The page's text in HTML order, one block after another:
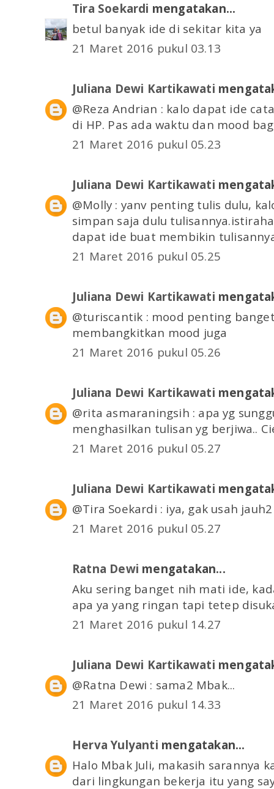
Tira Soekardi mengatakan...
betul banyak ide di sekitar kita ya
21 Maret 2016 pukul 03.13
Juliana Dewi Kartikawati
@Reza Andrian : kalo dapat ide
di HP. Pas ada waktu dan mood
21 Maret 2016 pukul 05.23
Juliana Dewi Kartikawati
@Molly : yanv penting tulis dulu,
simpan saja dulu
dapat ide buat membikin
21 Maret 2016 pukul 05.25
Juliana Dewi Kartikawati
@turiscantik : mood penting
membangkitkan mood juga
21 Maret 2016 pukul 05.26
Juliana Dewi Kartikawati
@rita asmaraningsih : apa yg
menghasilkan tulisan yg berjiwa..
21 Maret 2016 pukul 05.27
Juliana Dewi Kartikawati
@Tira Soekardi : iya, gak usah
21 Maret 2016 pukul 05.27
Ratna Dewi mengatakan...
Aku sering banget nih mati ide,
apa ya yang ringan tapi tetep
21 Maret 2016 pukul 14.27
Juliana Dewi Kartikawati
@Ratna Dewi : sama2 Mbak...
21 Maret 2016 pukul 14.33
Herva Yulyanti mengatakan...
Halo Mbak Juli, makasih sarannya
dari lingkungan bekerja itu yang